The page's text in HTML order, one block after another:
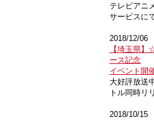
テレビアニ
サービスに
2018/12/06
【埼玉県
ース記念
イベント開
大好評放送
トル同時リ
2018/10/15